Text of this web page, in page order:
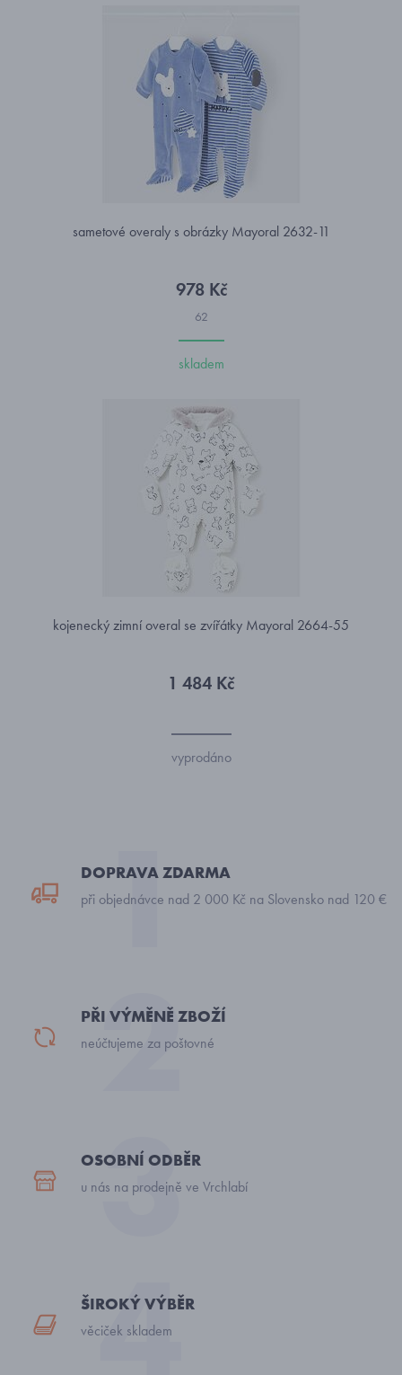
sametové overaly s obrázky Mayoral 2632-11
978 Kč
62
skladem
kojenecký zimní overal se zvířátky Mayoral 2664-55
1 484 Kč
vyprodáno
DOPRAVA ZDARMA
při objednávce nad 2 000 Kč na Slovensko nad 120 €
PŘI VÝMĚNĚ ZBOŽÍ
neúčtujeme za poštovné
OSOBNÍ ODBĚR
u nás na prodejně ve Vrchlabí
ŠIROKÝ VÝBĚR
věciček skladem